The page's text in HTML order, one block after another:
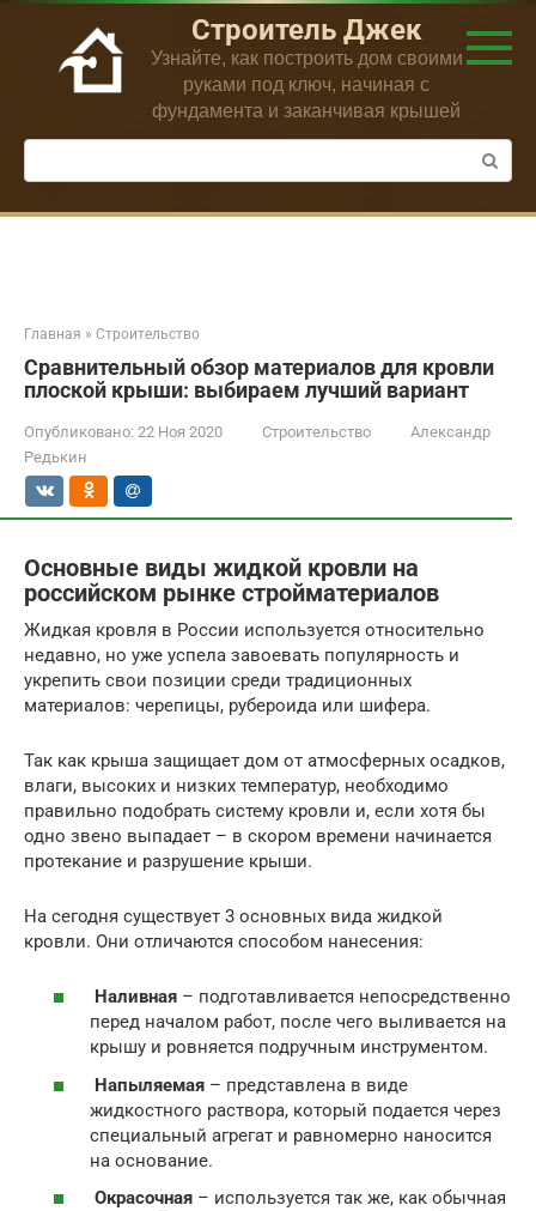
Перейти
контенту
Строитель Джек
Узнайте, как построить дом своими
руками под ключ, начиная с
фундамента и заканчивая крышей
Поиск:
Главная » Строительство
Сравнительный обзор материалов для кровли
плоской крыши: выбираем лучший вариант
Опубликовано: 22 Ноя 2020 Строительство
Александр
Редькин
Основные виды жидкой кровли на
российском рынке стройматериалов
Жидкая кровля в России используется относительно
недавно, но уже успела завоевать популярность и
укрепить свои позиции среди традиционных
материалов: черепицы, рубероида или шифера.
Так как крыша защищает дом от атмосферных осадков,
влаги, высоких и низких температур, необходимо
правильно подобрать систему кровли и, если хотя бы
одно звено выпадает – в скором времени начинается
протекание и разрушение крыши.
На сегодня существует 3 основных вида жидкой
кровли. Они отличаются способом нанесения:
Наливная – подготавливается непосредственно
перед началом работ, после чего выливается на
крышу и ровняется подручным инструментом.
Напыляемая – представлена в виде
жидкостного раствора, который подается через
специальный агрегат и равномерно наносится
на основание.
Окрасочная – используется так же, как обычная